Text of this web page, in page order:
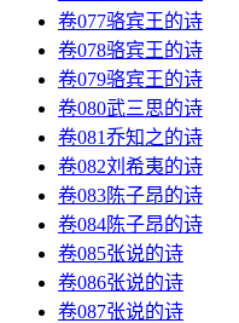
卷077骆宾王的诗
卷078骆宾王的诗
卷079骆宾王的诗
卷080武三思的诗
卷081乔知之的诗
卷082刘希夷的诗
卷083陈子昂的诗
卷084陈子昂的诗
卷085张说的诗
卷086张说的诗
卷087张说的诗